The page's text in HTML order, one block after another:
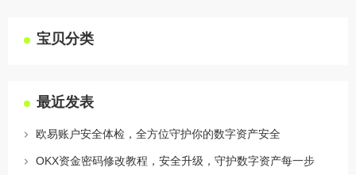
宝贝分类
最近发表
欧易账户安全体检，全方位守护你的数字资产安全
OKX资金密码修改教程，安全升级，守护数字资产每一步